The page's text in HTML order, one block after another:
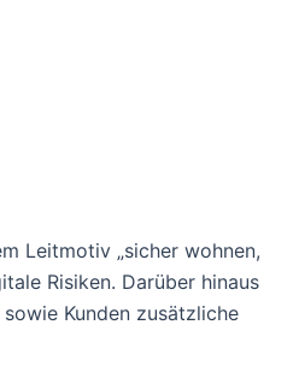
Leitmotiv „sicher wohnen,
Risiken. Darüber hinaus
Kunden zusätzliche